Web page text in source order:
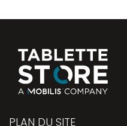
PLAN DU SITE